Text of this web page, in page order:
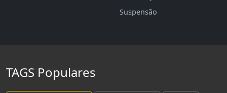
Suspensão
TAGS Populares